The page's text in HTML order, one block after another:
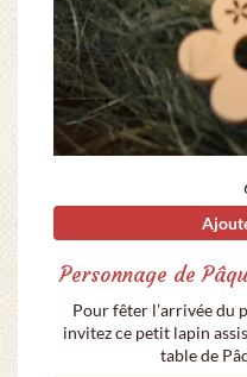
Personnage de
Pour fêter l’arrivée du
invitez ce petit lapin
table de